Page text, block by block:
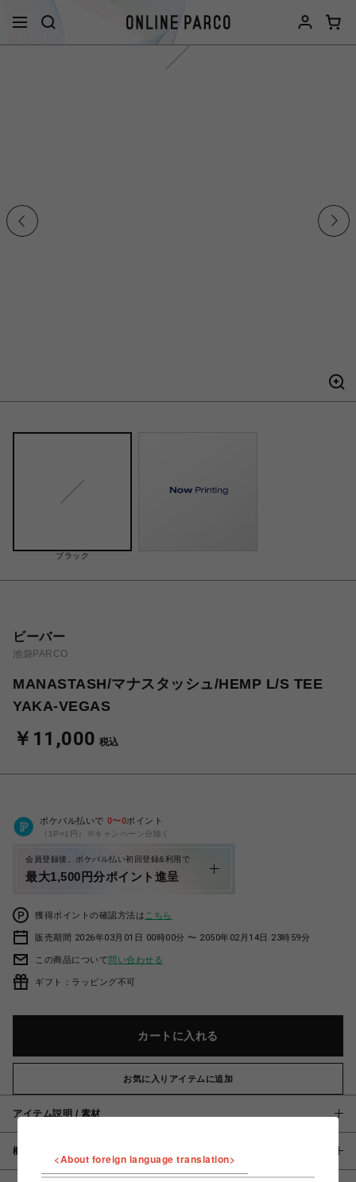
ブラック
ビーバー
池袋PARCO
MANASTASH/マナスタッシュ/HEMP L/S TEE
YAKA-VEGAS
￥11,000 税込
ポケパル払いで 0〜0ポイント
（1P=1円）※キャンペーン分除く
会員登録後、ポケパル払い初回登録&利用で
最大1,500円分ポイント進呈
獲得ポイントの確認方法は こちら
販売期間 2026年03月01日 00時00分 〜 2050年02月14日 23時59分
この商品について問い合わせる
ギフト：ラッピング不可
カートに入れる
お気に入りアイテムに追加
アイテム説明 / 素材
概要
<About foreign language translation>